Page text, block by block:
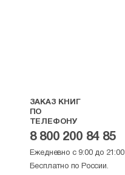
ЗАКАЗ КНИГ
ПО
ТЕЛЕФОНУ
8 800 200 84 85
Ежедневно с 9:00 до 21:00
Бесплатно по России.